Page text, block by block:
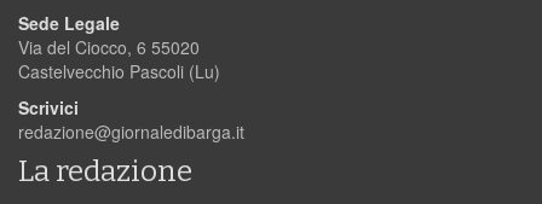
Sede Legale
Via del Ciocco, 6 55020
Castelvecchio Pascoli (Lu)
Scrivici
redazione@giornaledibarga.it
La redazione